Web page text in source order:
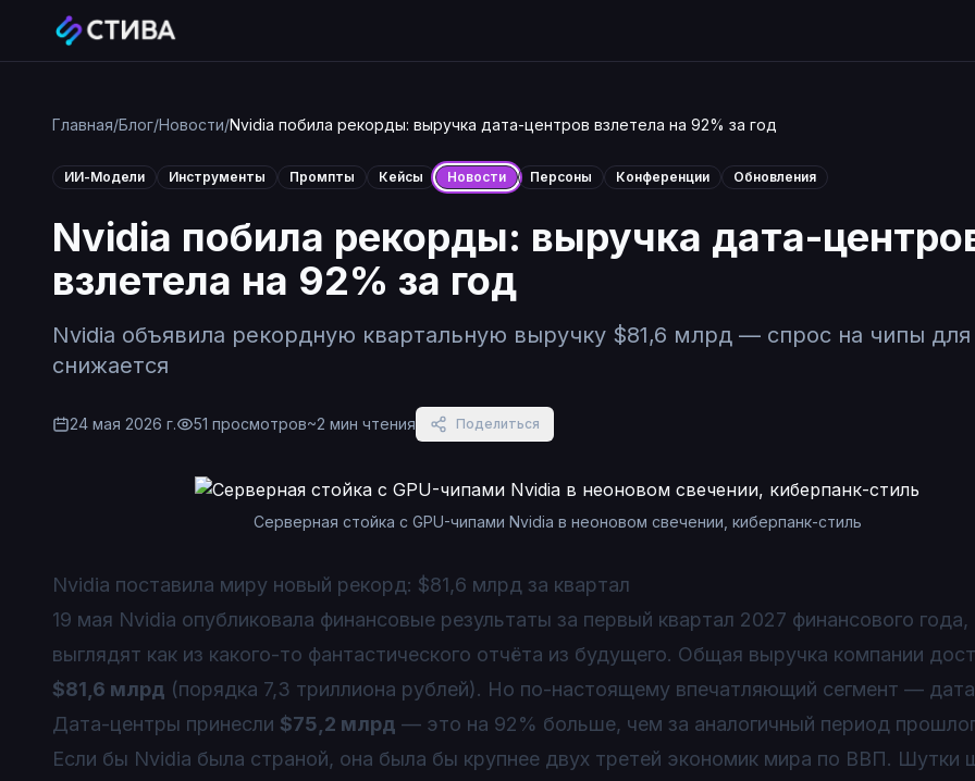
Главная/Блог/Новости/Nvidia побила рекорды: выручка дата-центров взлетела на 92% за год
ИИ-Модели Инструменты Промпты Кейсы Новости Персоны Конференции Обновления
Nvidia побила рекорды: выручка дата-
взлетела на 92% за год
Nvidia объявила рекордную квартальную выручку $81,6 млрд — спрос на чипы
снижается
24 мая 2026 г. 51 просмотров~2 мин чтения Поделиться
Серверная стойка с GPU-чипами Nvidia в неоновом свечении, киберпанк-стиль
Nvidia поставила миру новый рекорд: $81,6 млрд за квартал
19 мая Nvidia опубликовала финансовые результаты за первый квартал 2027 финансового
выглядят как из какого-то фантастического отчёта из будущего. Общая выручка компании
$81,6 млрд (порядка 7,3 триллиона рублей). Но по-настоящему впечатляющий сегмент —
Дата-центры принесли $75,2 млрд — это на 92% больше, чем за аналогичный период
Если бы Nvidia была страной, она была бы крупнее двух третей экономик мира по ВВП. Шутки